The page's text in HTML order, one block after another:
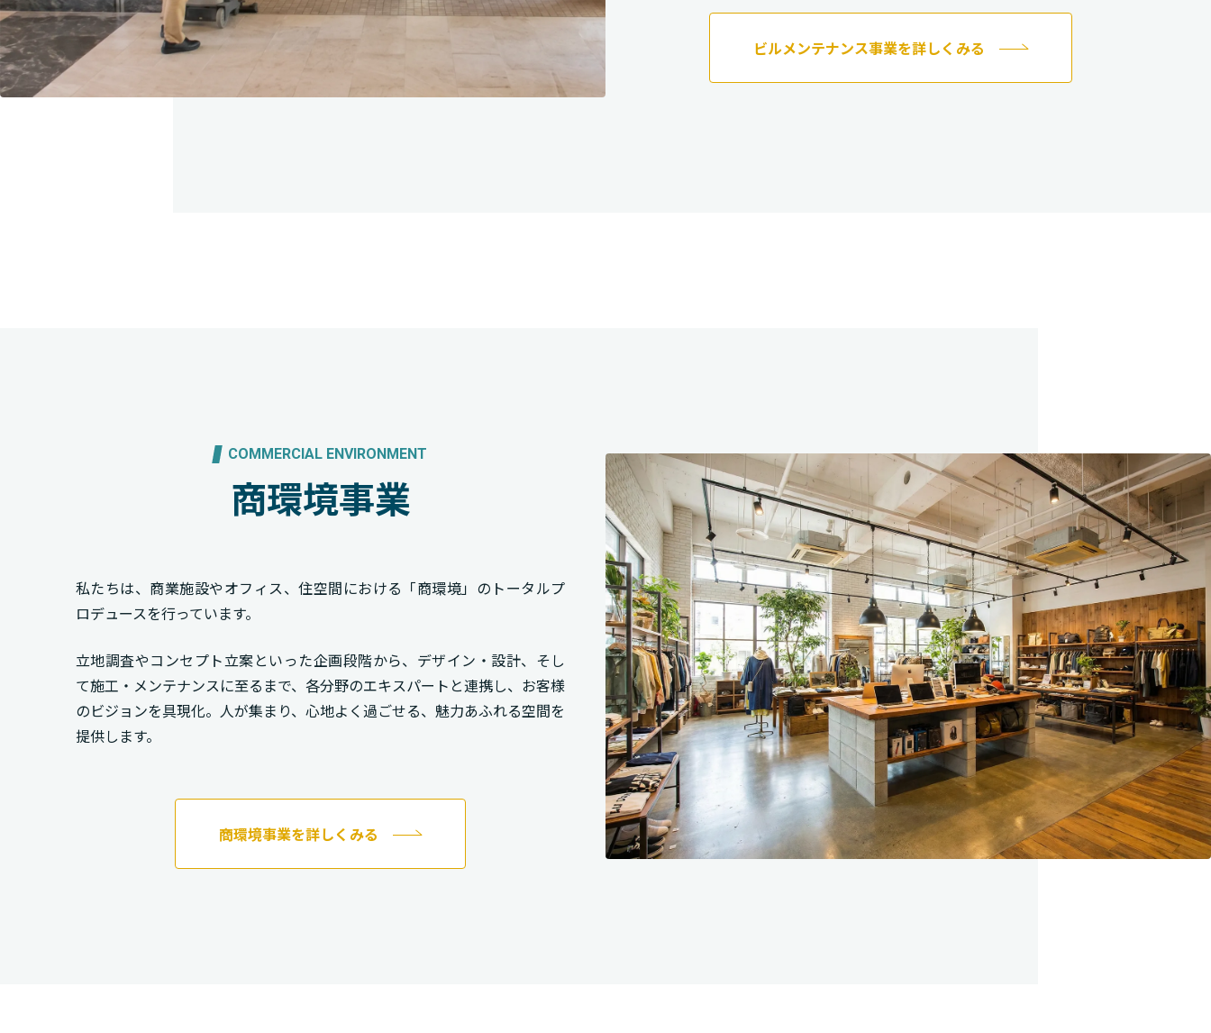
ビルメンテナンス事業を詳しくみる
COMMERCIAL ENVIRONMENT
商環境事業
私たちは、商業施設やオフィス、住空間における「商環境」のトータルプ
ロデュースを行っています。
立地調査やコンセプト立案といった企画段階から、デザイン・設計、そし
て施工・メンテナンスに至るまで、各分野のエキスパートと連携し、お客様
のビジョンを具現化。人が集まり、心地よく過ごせる、魅力あふれる空間を
提供します。
商環境事業を詳しくみる